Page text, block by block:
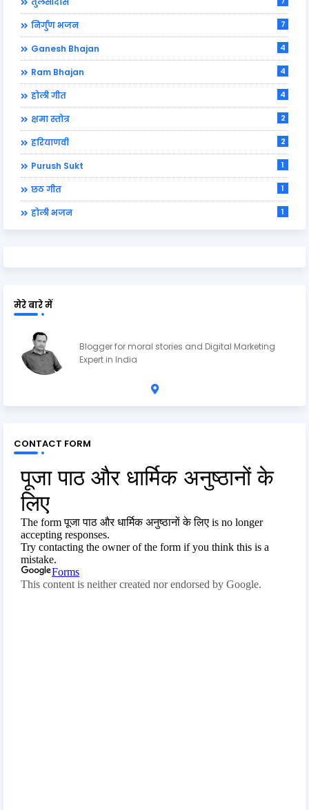
निर्गुण भजन 7
Ganesh Bhajan 4
Ram Bhajan 4
होली गीत 4
क्षमा स्तोत्र 2
हरियाणवी 2
Purush Sukt 1
छठ गीत 1
होली भजन 1
मेरे बारे में
Blogger for moral stories and Digital Marketing
Expert in India
CONTACT FORM